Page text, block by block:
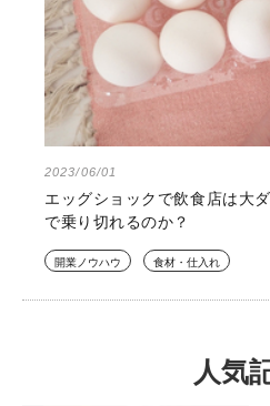
2023/06/01
エッグショックで飲食店は大
で乗り切れるのか？
開業ノウハウ 食材・仕入れ
人気